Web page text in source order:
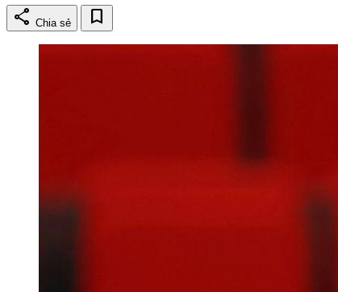
share Chia sẻ bookmark